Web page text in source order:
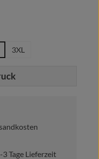
3XL
Tage Lieferzeit